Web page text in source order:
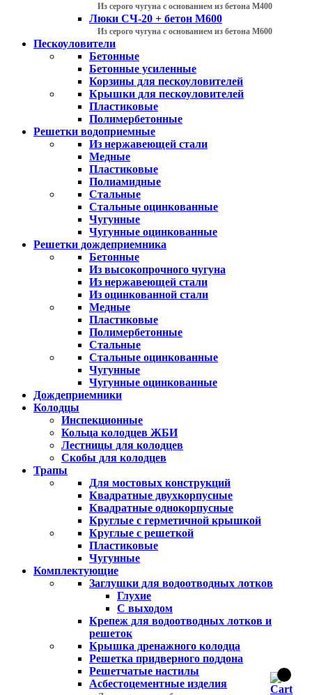
Из серого чугуна с основанием из бетона М400
Люки СЧ-20 + бетон М600
Из серого чугуна с основанием из бетона М600
Пескоуловители
Бетонные
Бетонные усиленные
Корзины для пескоуловителей
Крышки для пескоуловителей
Пластиковые
Полимербетонные
Решетки водоприемные
Из нержавеющей стали
Медные
Пластиковые
Полиамидные
Стальные
Стальные оцинкованные
Чугунные
Чугунные оцинкованные
Решетки дождеприемника
Бетонные
Из высокопрочного чугуна
Из нержавеющей стали
Из оцинкованной стали
Медные
Пластиковые
Полимербетонные
Стальные
Стальные оцинкованные
Чугунные
Чугунные оцинкованные
Дождеприемники
Колодцы
Инспекционные
Кольца колодцев ЖБИ
Лестницы для колодцев
Скобы для колодцев
Трапы
Для мостовых конструкций
Квадратные двухкорпусные
Квадратные однокорпусные
Круглые с герметичной крышкой
Круглые с решеткой
Пластиковые
Чугунные
Комплектующие
Заглушки для водоотводных лотков
Глухие
С выходом
Крепеж для водоотводных лотков и
решеток
Крышка дренажного колодца
Решетка придверного поддона
Решетчатые настилы
Асбестоцементные изделия